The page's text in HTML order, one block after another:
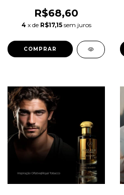
R$68,60
4 x de R$17,15 sem juros
COMPRAR